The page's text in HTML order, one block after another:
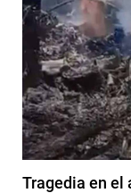
Tragedia en el